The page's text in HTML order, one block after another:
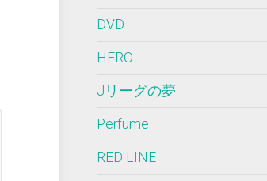
DVD
HERO
Jリーグの夢
Perfume
RED LINE